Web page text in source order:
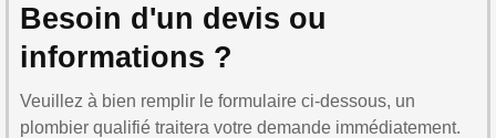
Besoin d'un devis ou
informations ?
Veuillez à bien remplir le formulaire ci-dessous, un
plombier qualifié traitera votre demande immédiatement.